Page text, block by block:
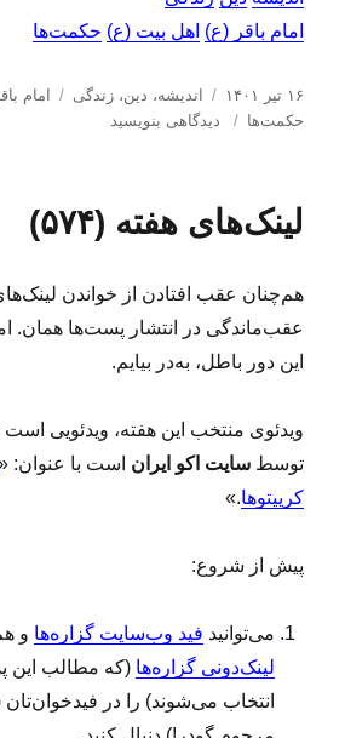
امام باقر (ع) اهل بیت (ع) حکمت‌ها
ا
ر
ش
د
ر
۱۶ تیر ۱۴۰۱
د
س
ا
اندیشه، دین،زندگی
ب
ه
امام
حکمت‌ها
ت‌
ه
(
۳
دیدگاهی بنویسید
لینک‌های هفته (۵۷۴)
هم‌چنان عقب افتادن از خواندن
عقب‌ماندگی در انتشار پست‌ها همان.
این دور باطل، به‌در بیایم.
ویدئوی منتخب این هفته، ویدئویی
توسطسایت اکو ایران است با عنوان:
کریپتوها.»
پیش از شروع:
می‌توانید فید وب‌سایت گزاره‌ها و
لینک‌دونی گزاره‌ها (که مطالب این
انتخاب می‌شوند) را در فیدخوان‌تان